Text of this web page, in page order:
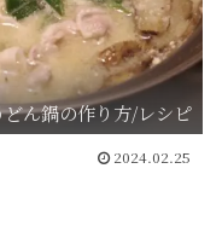
ん鍋の作り方/レシピ
2024.02.25